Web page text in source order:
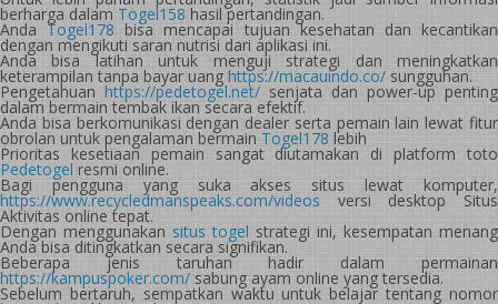
berharga dalam Togel158 hasil pertandingan.
Anda Togel178 bisa mencapai tujuan kesehatan dan kecantikan
dengan mengikuti saran nutrisi dari aplikasi ini.
Anda bisa latihan untuk menguji strategi dan meningkatkan
keterampilan tanpa bayar uang https://macauindo.co/ sungguhan.
Pengetahuan https://pedetogel.net/ senjata dan power-up penting
dalam bermain tembak ikan secara efektif.
Anda bisa berkomunikasi dengan dealer serta pemain lain lewat fitur
obrolan untuk pengalaman bermain Togel178 lebih
Prioritas kesetiaan pemain sangat diutamakan di platform toto
Pedetogel resmi online.
Bagi pengguna yang suka akses situs lewat komputer,
https://www.recycledmanspeaks.com/videos versi desktop Situs
Aktivitas online tepat.
Dengan menggunakan situs togel strategi ini, kesempatan menang
Anda bisa ditingkatkan secara signifikan.
Beberapa jenis taruhan hadir dalam permainan
https://kampuspoker.com/ sabung ayam online yang tersedia.
Sebelum bertaruh, sempatkan waktu untuk belajar tentang nomor